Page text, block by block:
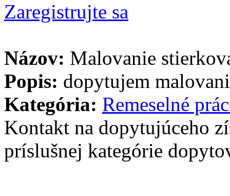
Zaregistrujte sa
Názov: Malovanie
Popis: dopytujem
Kategória: Remeselné
Kontakt na dopytujúceho
príslušnej kategórie